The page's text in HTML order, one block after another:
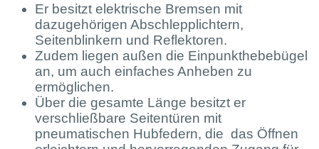
Er besitzt elektrische Bremsen mit
dazugehörigen Abschlepplichtern,
Seitenblinkern und Reflektoren.
Zudem liegen außen die Einpunkthebebügel
an, um auch einfaches Anheben zu
ermöglichen.
Über die gesamte Länge besitzt er
verschließbare Seitentüren mit
pneumatischen Hubfedern, die das Öffnen